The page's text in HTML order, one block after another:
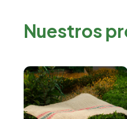
Nuestros